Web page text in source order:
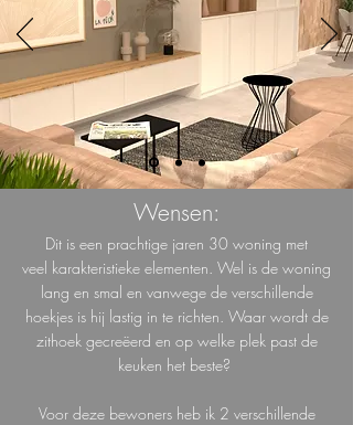
Wensen:
Dit is een prachtige jaren 30 woning met
veel karakteristieke elementen. Wel is de woning
lang en smal en vanwege de verschillende
hoekjes is hij lastig in te richten. Waar wordt de
zithoek gecreëerd en op welke plek past de
keuken het beste?
Voor deze bewoners heb ik 2 verschillende